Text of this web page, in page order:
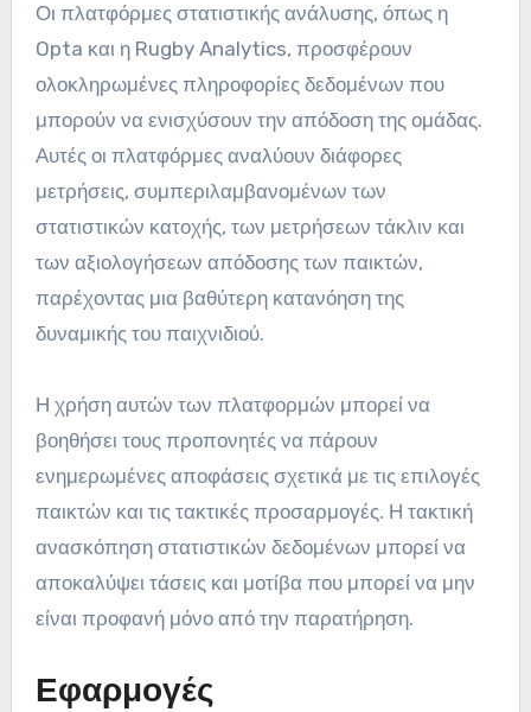
Οι πλατφόρμες στατιστικής ανάλυσης, όπως η
Opta και η Rugby Analytics, προσφέρουν
ολοκληρωμένες πληροφορίες δεδομένων που
μπορούν να ενισχύσουν την απόδοση της ομάδας.
Αυτές οι πλατφόρμες αναλύουν διάφορες
μετρήσεις, συμπεριλαμβανομένων των
στατιστικών κατοχής, των μετρήσεων τάκλιν και
των αξιολογήσεων απόδοσης των παικτών,
παρέχοντας μια βαθύτερη κατανόηση της
δυναμικής του παιχνιδιού.
Η χρήση αυτών των πλατφορμών μπορεί να
βοηθήσει τους προπονητές να πάρουν
ενημερωμένες αποφάσεις σχετικά με τις επιλογές
παικτών και τις τακτικές προσαρμογές. Η τακτική
ανασκόπηση στατιστικών δεδομένων μπορεί να
αποκαλύψει τάσεις και μοτίβα που μπορεί να μην
είναι προφανή μόνο από την παρατήρηση.
Εφαρμογές